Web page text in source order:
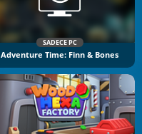
SADECE PC
Adventure Time: Finn & Bones